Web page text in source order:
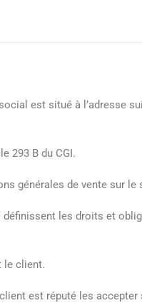
est situé à l’adresse
293 B du CGI.
générales de vente sur le
les droits et
le client.
est réputé les